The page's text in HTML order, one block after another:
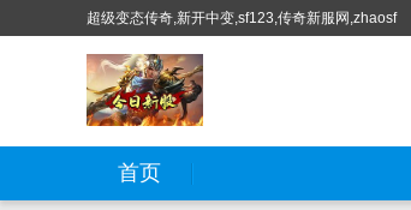
超级变态传奇,新开中变,sf123,传奇新服网,zhaosf
首页